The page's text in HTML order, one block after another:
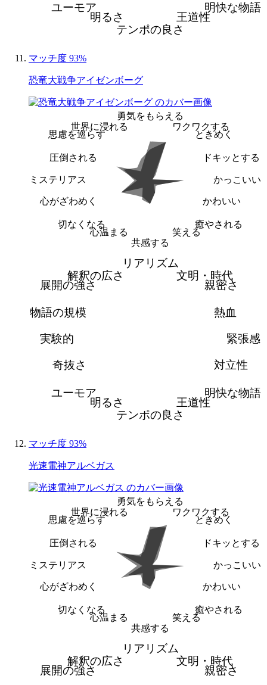
明快な物語
王道性
テンポの良さ
明るさ
ユーモア
マッチ度 93%
恐竜大戦争アイゼンボーグ
勇気をもらえる
ワクワクする
ときめく
ドキッとする
かっこいい
かわいい
癒やされる
笑える
共感する
心温まる
切なくなる
心がざわめく
ミステリアス
圧倒される
思慮を巡らす
世界に浸れる
リアリズム
文明・時代
親密さ
熱血
緊張感
対立性
明快な物語
王道性
テンポの良さ
明るさ
ユーモア
奇抜さ
実験的
物語の規模
展開の強さ
解釈の広さ
マッチ度 93%
光速電神アルベガス
勇気をもらえる
ワクワクする
ときめく
ドキッとする
かっこいい
かわいい
癒やされる
笑える
共感する
心温まる
切なくなる
心がざわめく
ミステリアス
圧倒される
思慮を巡らす
世界に浸れる
リアリズム
文明・時代
親密さ
展開の強さ
解釈の広さ